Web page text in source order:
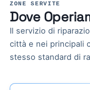
ZONE SERVITE
Dove
Il servizio di
città e nei principali
stesso standard di